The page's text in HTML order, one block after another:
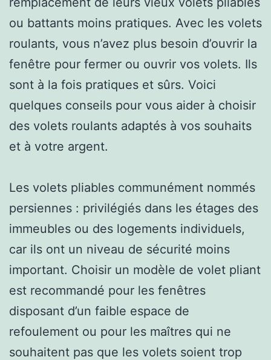
ou battants moins pratiques. Avec les volets
roulants, vous n’avez plus besoin d’ouvrir la
fenêtre pour fermer ou ouvrir vos volets. Ils
sont à la fois pratiques et sûrs. Voici
quelques conseils pour vous aider à choisir
des volets roulants adaptés à vos souhaits
et à votre argent.
Les volets pliables communément nommés
persiennes : privilégiés dans les étages des
immeubles ou des logements individuels,
car ils ont un niveau de sécurité moins
important. Choisir un modèle de volet pliant
est recommandé pour les fenêtres
disposant d’un faible espace de
refoulement ou pour les maîtres qui ne
souhaitent pas que les volets soient trop